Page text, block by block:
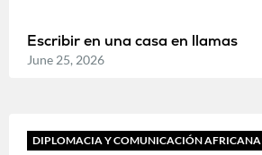
Escribir en una casa en llamas
June 25, 2026
DIPLOMACIA Y COMUNICACIÓN AFRICANA